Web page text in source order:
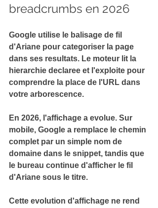
breadcrumbs en 2026
Google utilise le balisage de fil
d'Ariane pour categoriser la page
dans ses resultats. Le moteur lit la
hierarchie declaree et l'exploite pour
comprendre la place de l'URL dans
votre arborescence.
En 2026, l'affichage a evolue. Sur
mobile, Google a remplace le chemin
complet par un simple nom de
domaine dans le snippet, tandis que
le bureau continue d'afficher le fil
d'Ariane sous le titre.
Cette evolution d'affichage ne rend